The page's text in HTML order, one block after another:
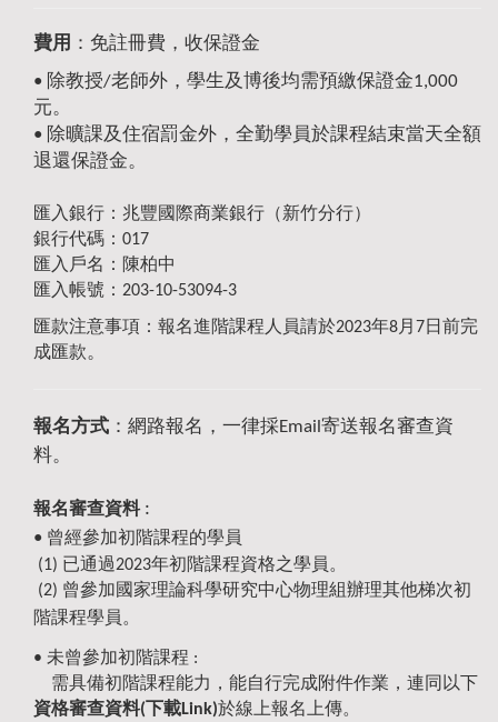
費用 ：免註冊費，收保證金
• 除教授/老師外，學生及博後均需預繳保證金1,000
元。
• 除曠課及住宿罰金外，全勤學員於課程結束當天全額
退還保證金。
匯入銀行：兆豐國際商業銀行（新竹分行）
銀行代碼：017
匯入戶名：陳柏中
匯入帳號：203-10-53094-3
匯款注意事項：報名進階課程人員請於2023年8月7日前完
成匯款。
報名方式 ：網路報名，一律採Email寄送報名審查資
料。
報名審查資料:
• 曾經參加初階課程的學員
(1) 已通過2023年初階課程資格之學員。
(2) 曾參加國家理論科學研究中心物理組辦理其他梯次初
階課程學員。
• 未曾參加初階課程 :
需具備初階課程能力，能自行完成附件作業，連同以下
資格審查資料( 下載Link)於線上報名上傳。